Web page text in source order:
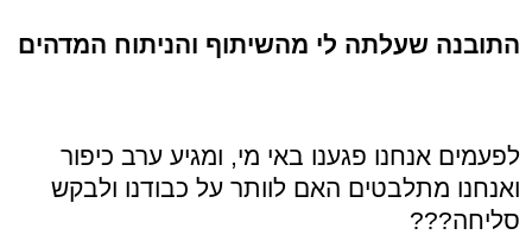
התובנה שעלתה לי מהשיתוף והניתוח המדהים
לפעמים אנחנו פגענו באי מי, ומגיע ערב כיפור
ואנחנו מתלבטים האם לוותר על כבודנו ולבקש
סליחה???